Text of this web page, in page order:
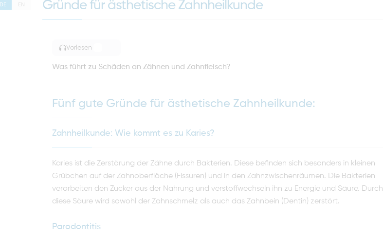
DE EN Gründe für ästhetische Zahnheilkunde
Vorlesen
Was führt zu Schäden an Zähnen und Zahnfleisch?
Fünf gute Gründe für ästhetische Zahnheilkunde:
Zahnheilkunde: Wie kommt es zu Karies?
Karies ist die Zerstörung der Zähne durch Bakterien. Diese befinden sich besonders in kleinen
Grübchen auf der Zahnoberfläche (Fissuren) und in den Zahnzwischenräumen. Die Bakterien
verarbeiten den Zucker aus der Nahrung und verstoffwechseln ihn zu Energie und Säure. Durch
diese Säure wird sowohl der Zahnschmelz als auch das Zahnbein (Dentin) zerstört.
Parodontitis